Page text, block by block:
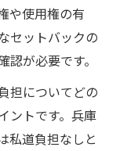
や使用権の有
セットバックの
が必要です。
担についてどの
ントです。兵庫
私道負担なしと